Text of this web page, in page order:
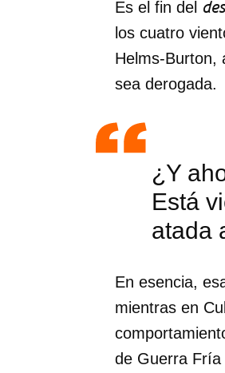
Es el fin del
los cuatro
Helms-Burton,
sea derogada.
¿Y
Está
atada
En esencia,
mientras en
de Guerra